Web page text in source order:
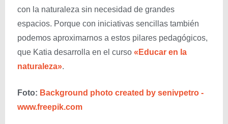
con la naturaleza sin necesidad de grandes
espacios. Porque con iniciativas sencillas también
podemos aproximarnos a estos pilares pedagógicos,
que Katia desarrolla en el curso «Educar en la
naturaleza».
Foto: Background photo created by senivpetro -
www.freepik.com